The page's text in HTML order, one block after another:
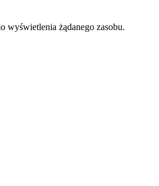
wyświetlenia żądanego zasobu.